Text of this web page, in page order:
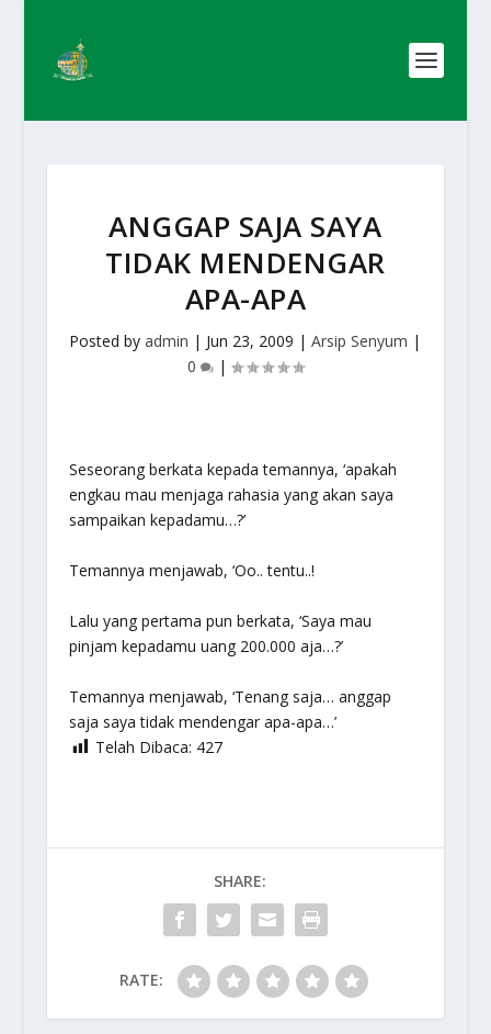
ANGGAP SAJA SAYA
TIDAK MENDENGAR
APA-APA
Posted byadmin | Jun 23, 2009 |Arsip Senyum |
0
|
Seseorang berkata kepada temannya, ‘apakah
engkau mau menjaga rahasia yang akan saya
sampaikan kepadamu…?’
Temannya menjawab, ‘Oo.. tentu..!
Lalu yang pertama pun berkata, ‘Saya mau
pinjam kepadamu uang 200.000 aja…?’
Temannya menjawab, ‘Tenang saja… anggap
saja saya tidak mendengar apa-apa…’
Telah Dibaca: 427
SHARE:
RATE: